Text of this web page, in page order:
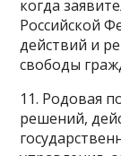
когда
Российской
действий и
свободы
11. Родовая
решений,